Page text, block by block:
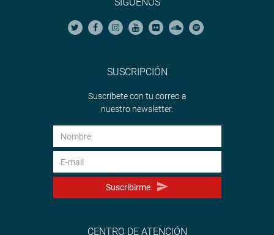
SUSCRIPCIÓN
Suscríbete con tu correo a
nuestro newsletter.
Suscribirme
CENTRO DE ATENCIÓN